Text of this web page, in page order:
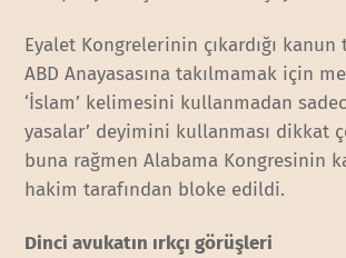
Eyalet Kongrelerinin çıkardığı kanun
ABD Anayasasına takılmamak için
‘İslam’ kelimesini kullanmadan
yasalar’ deyimini kullanması dikkat
buna rağmen Alabama Kongresinin
hakim tarafından bloke edildi.
Dinci avukatın ırkçı görüşleri